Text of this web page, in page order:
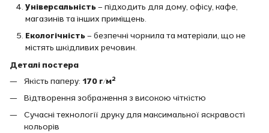
Універсальність– підходить для дому, офісу, кафе,
магазинів та інших приміщень.
Екологічність– безпечні чорнила та матеріали, що не
містять шкідливих речовин.
Деталі постера
Якість паперу: 170 г/м²
Відтворення зображення з високою чіткістю
Сучасні технології друку для максимальної яскравості
кольорів